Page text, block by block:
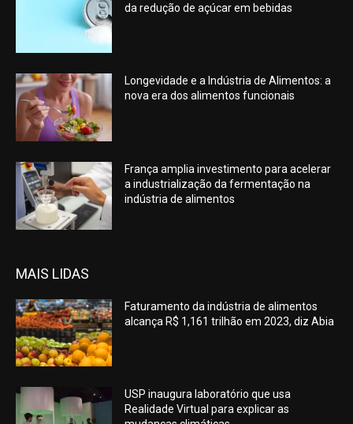
da redução de açúcar em bebidas
Longevidade e a Indústria de Alimentos: a
nova era dos alimentos funcionais
França amplia investimento para acelerar
a industrialização da fermentação na
indústria de alimentos
MAIS LIDAS
Faturamento da indústria de alimentos
alcança R$ 1,161 trilhão em 2023, diz Abia
USP inaugura laboratório que usa
Realidade Virtual para explicar as